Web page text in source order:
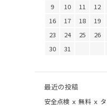
9
10 11 12
16
17 18 19
23
24 25 26
30
31
最近の投稿
安全点検 ｘ 無料 ｘ